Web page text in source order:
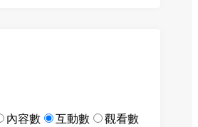
內容數 互動數 觀看數